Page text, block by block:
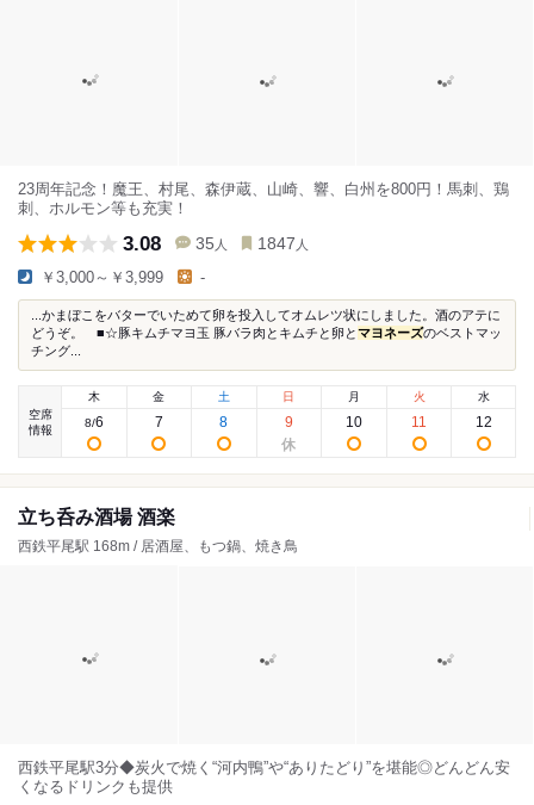
23周年記念！魔王、村尾、森伊蔵、山崎、響、白州を800円！馬刺、鶏
刺、ホルモン等も充実！
3.08 35 人 1847 人
￥3,000～￥3,999 -
...かまぼこをバターでいためて卵を投入してオムレツ状にしました。酒のアテに
どうぞ。 ■☆豚キムチマヨ玉 豚バラ肉とキムチと卵とマヨネーズのベストマッ
チング...
空席
情報
木
8/6
金
7
土
8
日
9
月
10
火
11
水
12
立ち呑み酒場 酒楽
西鉄平尾駅 168m / 居酒屋、もつ鍋、焼き鳥
西鉄平尾駅3分◆炭火で焼く“河内鴨”や“ありたどり”を堪能◎どんどん安
くなるドリンクも提供